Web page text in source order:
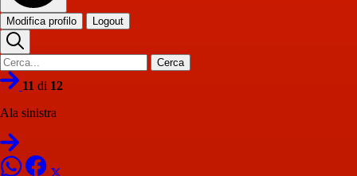
Modifica profilo Logout
Cerca
11 di 12
Ala sinistra